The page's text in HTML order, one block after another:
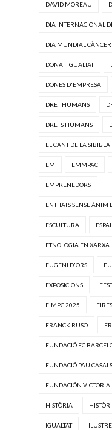
DAVID MOREAU
DIA INTERNACIONAL
DIA MUNDIAL
DONA I IGUALTAT
DONES D'EMPRESA
DRET HUMANS
DRETS HUMANS
EL CANT DE LA SIBIL·LA
EM EMMPAC
EMPRENEDORS
ENTITATS SENSE ÀNIM
ESCULTURA
ETNOLOGIA EN XARXA
EUGENI D'ORS
EXPOSICIONS
FIMPC 2025 FIRES
FRANCK RUSO
FUNDACIÓ FC
FUNDACIÓ PAU CASALS
FUNDACIÓN VICTORIA
HISTÒRIA
IGUALTAT